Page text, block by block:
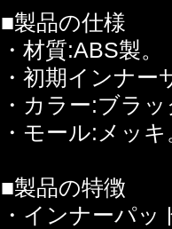
■製品の仕様
・材質:ABS製。
・初期インナ
・カラー:ブラ
・モール:メッキ
■製品の特徴
・インナーパ